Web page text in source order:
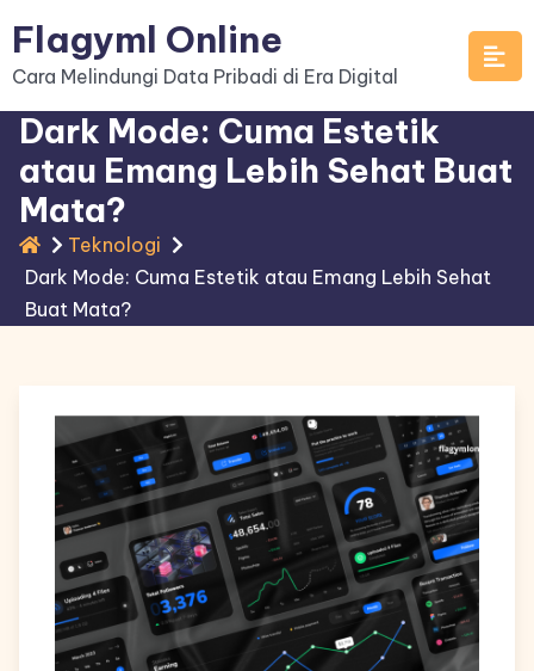
to
content
Flagyml Online
Cara Melindungi Data Pribadi di Era Digital
Dark Mode: Cuma Estetik
atau Emang Lebih Sehat Buat
Mata?
Teknologi
Dark Mode: Cuma Estetik atau Emang Lebih Sehat
Buat Mata?